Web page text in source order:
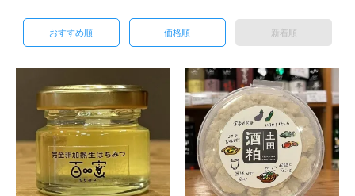
おすすめ順 価格順 新着順